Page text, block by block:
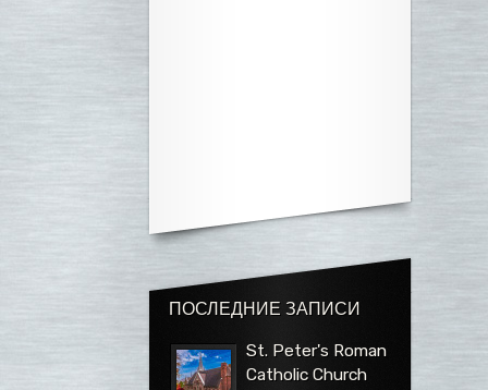
ПОСЛЕДНИЕ ЗАПИСИ
St. Peter's Roman
Catholic Church